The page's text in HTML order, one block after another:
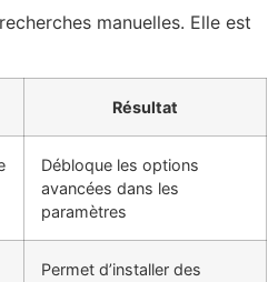
manuelles. Elle est
Résultat
Débloque les options
avancées dans les
paramètres
Permet d’installer des